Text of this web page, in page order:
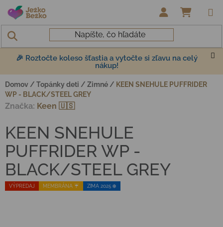
Prejsť na obsah
🎉 Roztočte koleso šťastia a vytočte si zľavu na celý
nákup!
Domov / Topánky deti / Zimné / KEEN SNEHULE PUFFRIDER
WP - BLACK/STEEL GREY
VÝPREDAJ MEMBRÁNA ☔️ ZIMA 2025 ❄️
KEEN SNEHULE
PUFFRIDER WP -
BLACK/STEEL GREY
Značka: Keen 🇺🇸